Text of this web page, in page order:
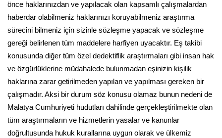
önce haklarınızdan ve yapılacak olan kapsamlı çalışmalardan
haberdar olabilmeniz haklarınızı koruyabilmeniz araştırma
sürecini bilmeniz için sizinle sözleşme yapacak ve sözleşme
gereği belirlenen tüm maddelere harfiyen uyacaktır. Eş takibi
konusunda diğer tüm özel dedektiflik araştırmaları gibi insan hak
ve özgürlüklerine müdahalede bulunmadan eşinizin kişilik
haklarına zarar getirilmeden yapılan ve yapılması gereken bir
çalışmadır. Aksi bir durum söz konusu olamaz bunun nedeni de
Malatya Cumhuriyeti hudutları dahilinde gerçekleştirilmekte olan
tüm araştırmaların ve hizmetlerin yasalar ve kanunlar
doğrultusunda hukuk kurallarına uygun olarak ve ülkemiz